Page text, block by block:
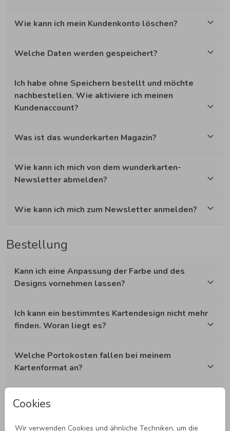
Cookies
Wir verwenden Cookies und ähnliche Techniken, um die
Wie kann ich mein Kundenkonto löschen?
Welche Daten werden gespeichert?
Ich habe ohne Speichern bestellt und möchte
nachbestellen. Wie aktiviere ich meinen
Kundenaccount?
Was ist das wunderkarten Magazin?
Wie kann ich mich von dem wunderkarten-
Newsletter abmelden?
Wie kann ich mich zum Newsletter anmelden?
Bestellung
Kann ich eine Anpassung der Farbe und des
Designs vornehmen lassen?
Ich kann ein bestimmtes Kartendesign nicht mehr
finden. Woran liegt es?
Welche Portokosten fallen bei meinem
Kartenformat an?
Kann ich verschiedene Versionen desselben
Designs erstellen?